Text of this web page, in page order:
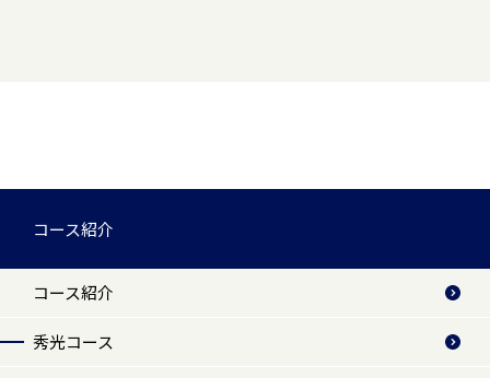
コース紹介
コース紹介
秀光コース